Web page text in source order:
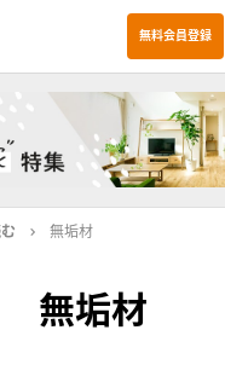
無料会員登録
無垢材
無垢材